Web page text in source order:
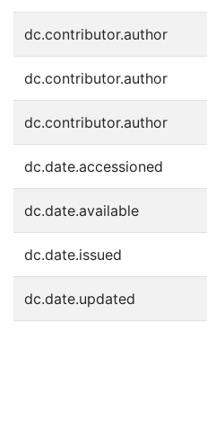
dc.contributor.author
dc.contributor.author
dc.contributor.author
dc.date.accessioned
dc.date.available
dc.date.issued
dc.date.updated